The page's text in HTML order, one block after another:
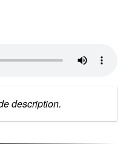
description.